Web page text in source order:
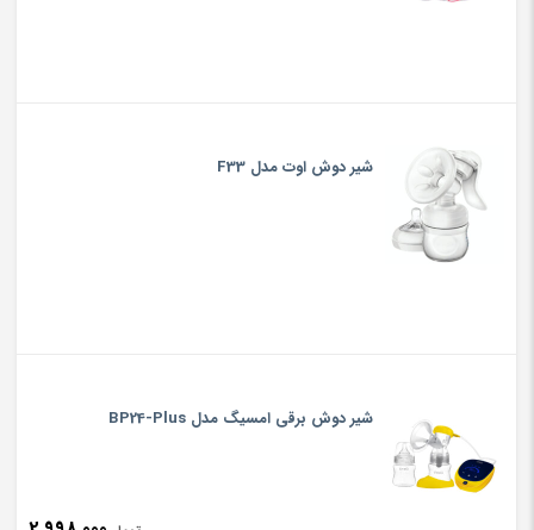
شیر دوش اوت مدل F33
شیر دوش برقی امسیگ مدل BP24-Plus